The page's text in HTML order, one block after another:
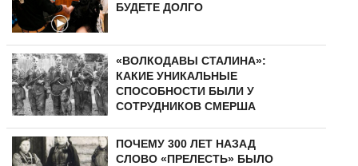
БУДЕТЕ ДОЛГО
«ВОЛКОДАВЫ СТАЛИНА»:
КАКИЕ УНИКАЛЬНЫЕ
СПОСОБНОСТИ БЫЛИ У
СОТРУДНИКОВ СМЕРША
ПОЧЕМУ 300 ЛЕТ НАЗАД
СЛОВО «ПРЕЛЕСТЬ» БЫЛО